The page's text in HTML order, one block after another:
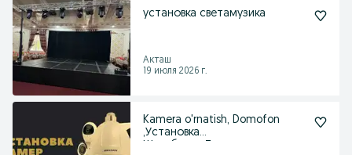
установка светамузика
Акташ
19 июля 2026 г.
Kamera o'rnatish, Domofon
,Установка